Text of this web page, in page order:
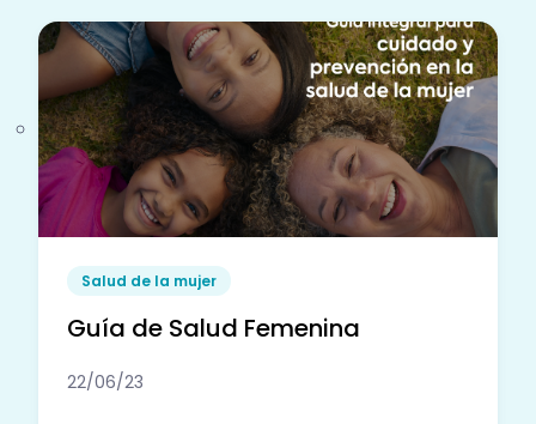
Salud de la mujer
Guía de Salud Femenina
22/06/23